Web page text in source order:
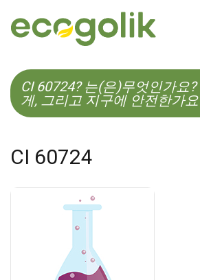
EN ES
CI 60724? 는(은)무엇인가요
게, 그리고 지구에 안전한가
CI 60724